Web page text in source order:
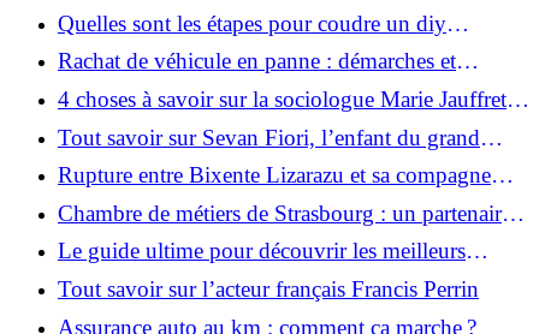
séisme ?
Quelles sont les étapes pour coudre un diy
coussin ?
Rachat de véhicule en panne : démarches et
conseils
4 choses à savoir sur la sociologue Marie Jauffret
Roustide
Tout savoir sur Sevan Fiori, l’enfant du grand
chanteur Patrick Fiori
Rupture entre Bixente Lizarazu et sa compagne
Claire Keim : rumeur ou vérité ?
Chambre de métiers de Strasbourg : un partenaire
pour les artisans locaux
Le guide ultime pour découvrir les meilleurs
animes contemporains
Tout savoir sur l’acteur français Francis Perrin
Assurance auto au km : comment ça marche ?